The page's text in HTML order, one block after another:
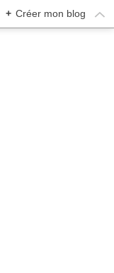
+ Créer mon blog